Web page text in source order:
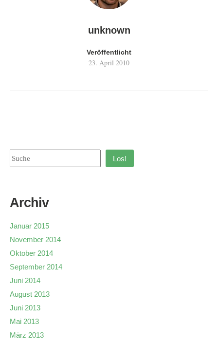
unknown
Veröffentlicht
23. April 2010
Los!
Archiv
Januar 2015
November 2014
Oktober 2014
September 2014
Juni 2014
August 2013
Juni 2013
Mai 2013
März 2013